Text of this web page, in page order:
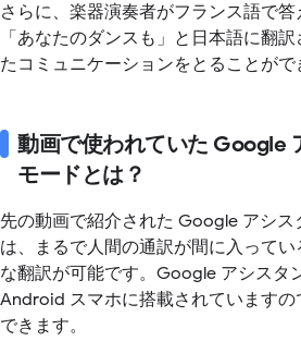
さらに、楽器演奏者がフランス語で
「あなたのダンスも」と日本語に翻
たコミュニケーションをとることがで
動画で使われていた Google
モードとは？
先の動画で紹介された Google アシス
は、まるで人間の通訳が間に入って
な翻訳が可能です。Google アシスタ
Android スマホに搭載されています
できます。